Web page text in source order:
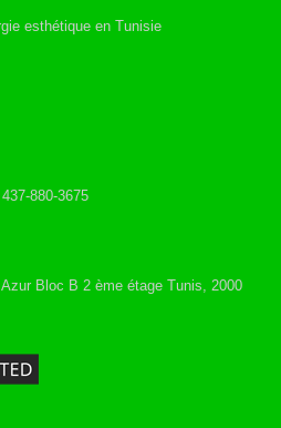
esthétique en Tunisie
880-3675
Bloc B 2 ème étage Tunis, 2000